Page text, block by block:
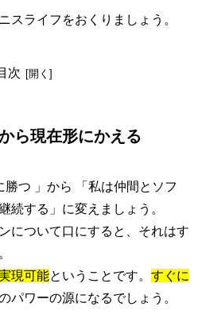
スライフをおくりましょう。
次
ら現在形にかえる
勝つ 」から
「私は仲間とソフ
続する」に変えましょう。
について口にすると
、それはす
現可能ということです。 すぐに
パワーの源になるでしょう。